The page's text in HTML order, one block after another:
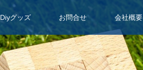
Diyグッズ お問合せ 会社概要